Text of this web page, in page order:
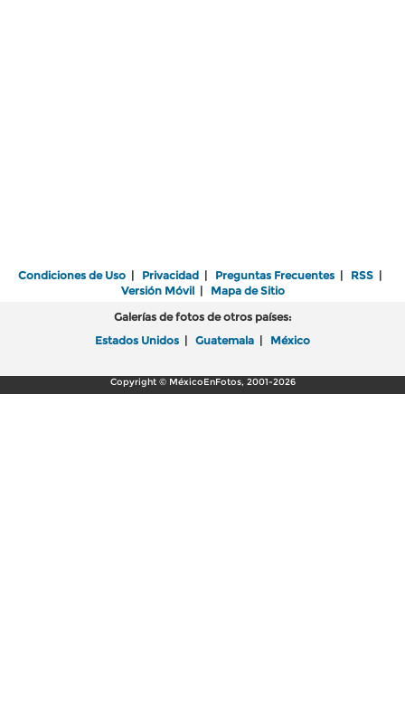
Condiciones de Uso | Privacidad | Preguntas Frecuentes | RSS |
Versión Móvil| Mapa de Sitio
Galerías de fotos de otros países:
Estados Unidos | Guatemala | México
Copyright © MéxicoEnFotos, 2001-2026